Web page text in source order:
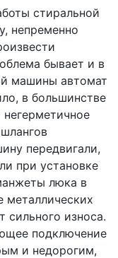
стиральной
непременно
бывает и в
машины автомат
в большинстве
негерметичное
передвигали,
при установке
люка в
металлических
сильного износа.
подключение
и недорогим,